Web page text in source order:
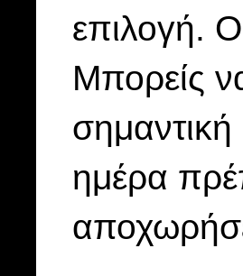
επιλογή.
Μπορείς
ημέρα